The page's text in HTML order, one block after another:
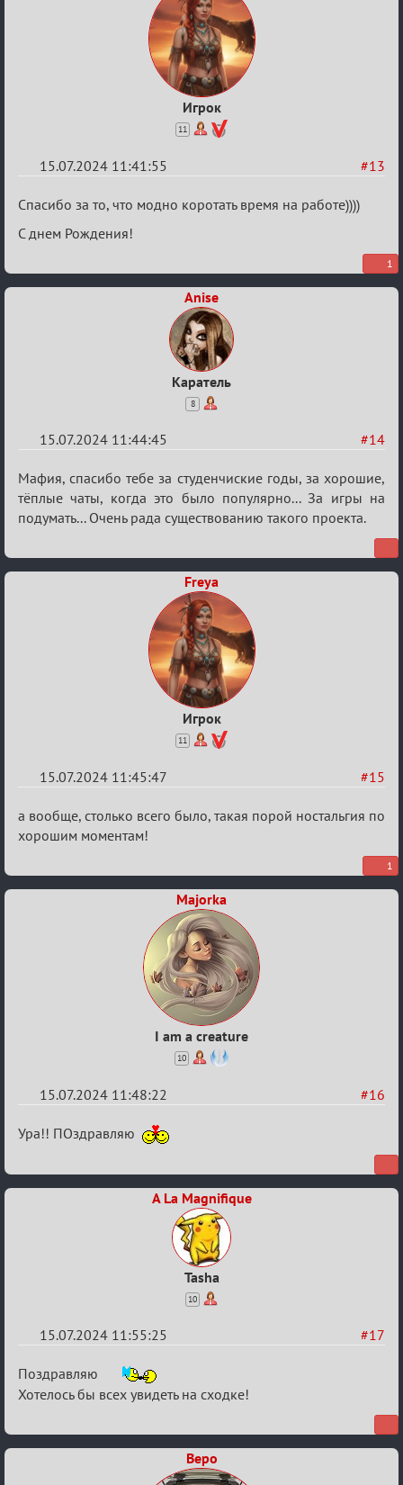
Игрок
11
#13
15.07.2024 11:41:55
Re:
С
летием
Спасибо за то, что модно коротать время на работе))))
С днем Рождения!
1
Anise
Каратель
8
#14
15.07.2024 11:44:45
Re:
С
20ти
Мафия, спасибо тебе за студенчиские годы, за хорошие,
тёплые чаты, когда это было популярно... За игры на
подумать... Очень рада существованию такого проекта.
Freya
Игрок
11
#15
15.07.2024 11:45:47
Re:
С
летием
а вообще, столько всего было, такая порой ностальгия по
хорошим моментам!
1
Majorka
I am a creature
10
#16
15.07.2024 11:48:22
Re:
20ти
Ура!! ПОздравляю
A La Magnifique
Tasha
10
#17
15.07.2024 11:55:25
Re:
С
летием
Поздравляю
Хотелось бы всех увидеть на сходке!
Веро